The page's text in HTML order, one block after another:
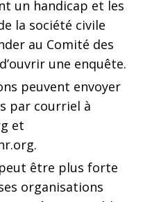
un handicap et les
la société civile
au Comité des
une enquête.
peuvent envoyer
par courriel à
et
.
être plus forte
organisations